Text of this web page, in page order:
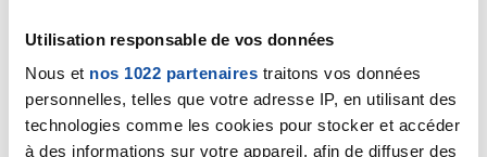
Utilisation responsable de vos données
Nous et nos 1022 partenaires traitons vos données
personnelles, telles que votre adresse IP, en utilisant des
technologies comme les cookies pour stocker et accéder
à des informations sur votre appareil, afin de diffuser des
Cécile Marie Delacour